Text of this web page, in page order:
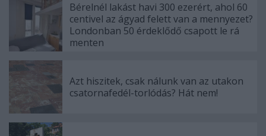
Bérelnél lakást havi 300 ezerért, ahol 60
centivel az ágyad felett van a mennyezet?
Londonban 50 érdeklődő csapott le rá
menten
Azt hiszitek, csak nálunk van az utakon
csatornafedél-torlódás? Hát nem!